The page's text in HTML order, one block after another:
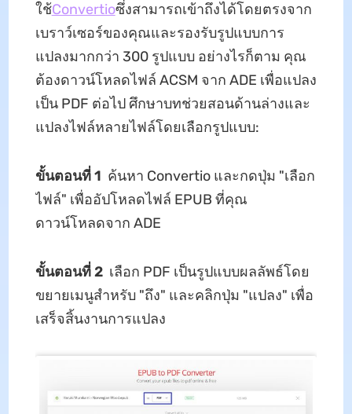
ใช้Convertioซึ่งสามารถเข้าถึงได้โดยตรงจาก
เบราว์เซอร์ของคุณและรองรับรูปแบบการ
แปลงมากกว่า 300 รูปแบบ อย่างไรก็ตาม คุณ
ต้องดาวน์โหลดไฟล์ ACSM จาก ADE เพื่อแปลง
เป็น PDF ต่อไป ศึกษาบทช่วยสอนด้านล่างและ
แปลงไฟล์หลายไฟล์โดยเลือกรูปแบบ:
ขั้นตอนที่ 1 ค้นหา Convertio และกดปุ่ม "เลือก
ไฟล์" เพื่ออัปโหลดไฟล์ EPUB ที่คุณ
ดาวน์โหลดจาก ADE
ขั้นตอนที่ 2เลือก PDF เป็นรูปแบบผลลัพธ์โดย
ขยายเมนูสำหรับ "ถึง" และคลิกปุ่ม "แปลง" เพื่อ
เสร็จสิ้นงานการแปลง